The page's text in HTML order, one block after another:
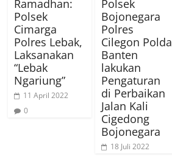
Ramadhan:
Polsek
Cimarga
Polres Lebak,
Laksanakan
“Lebak
Ngariung”
11 April 2022
0
Polsek
Bojonegara
Polres
Cilegon Polda
Banten
lakukan
Pengaturan
di Perbaikan
Jalan Kali
Cigedong
Bojonegara
18 Juli 2022